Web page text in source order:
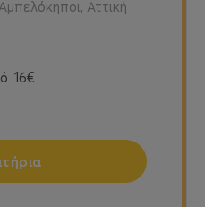
Αττική
16€